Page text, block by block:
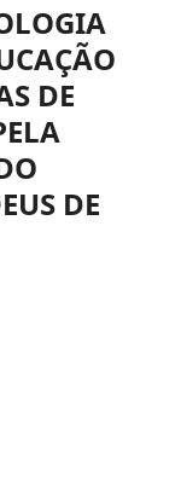
DE
DE